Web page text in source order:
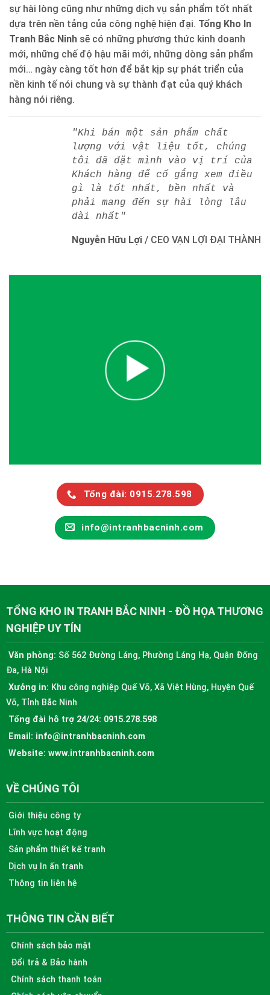
sự hài lòng cũng như những dịch vụ sản phẩm tốt nhất
dựa trên nền tảng của công nghệ hiện đại. Tổng Kho In
Tranh Bắc Ninh sẽ có những phương thức kinh doanh
mới, những chế độ hậu mãi mới, những dòng sản phẩm
mới… ngày càng tốt hơn để bắt kịp sự phát triển của
nền kinh tế nói chung và sự thành đạt của quý khách
hàng nói riêng.
"Khi bán một sản phẩm chất
lượng với vật liệu tốt, chúng
tôi đã đặt mình vào vị trí của
Khách hàng để cố gắng xem điều
gì là tốt nhất, bền nhất và
phải mang đến sự hài lòng lâu
dài nhất"
Nguyễn Hữu Lợi / CEO VẠN LỢI ĐẠI THÀNH
Tổng đài: 0915.278.598
info@intranhbacninh.com
TỔNG KHO IN TRANH BẮC NINH - ĐỒ HỌA THƯƠNG
NGHIỆP UY TÍN
Văn phòng: Số 562 Đường Láng, Phường Láng Hạ, Quận Đống
Đa, Hà Nội
Xưởng in: Khu công nghiệp Quế Võ, Xã Việt Hùng, Huyện Quế
Võ, Tỉnh Bắc Ninh
Tổng đài hỗ trợ 24/24: 0915.278.598
Email: info@intranhbacninh.com
Website: www.intranhbacninh.com
VỀ CHÚNG TÔI
Giới thiệu công ty
Lĩnh vực hoạt động
Sản phẩm thiết kế tranh
Dịch vụ In ấn tranh
Thông tin liên hệ
THÔNG TIN CẦN BIẾT
Chính sách bảo mật
Đổi trả & Bảo hành
Chính sách thanh toán